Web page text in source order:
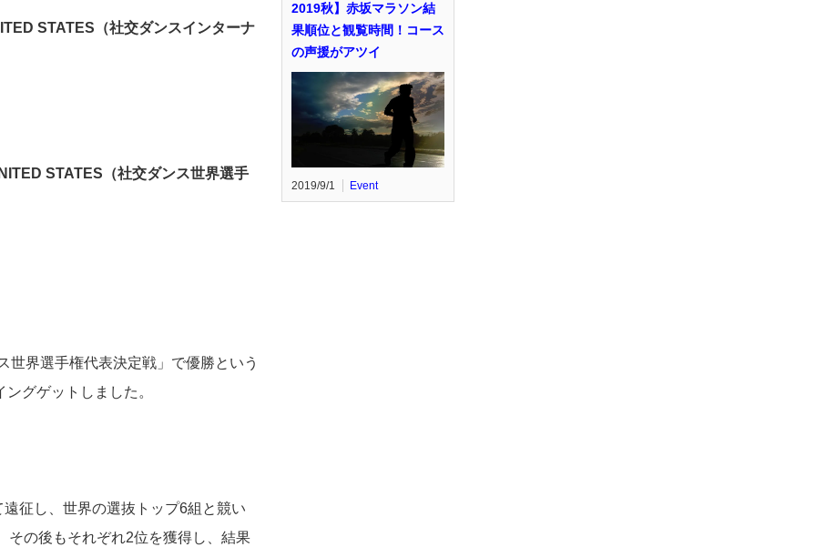
STATES（社交ダンスインターナ
STATES（社交ダンス世界選手
世界選手権代表決定戦」で優勝という
グゲットしました。
征し、世界の選抜トップ6組と競い
その後もそれぞれ2位を獲得し、結果
2019秋】赤坂マラソン結
果順位と観覧時間！コース
の声援がアツイ
2019/9/1 Event